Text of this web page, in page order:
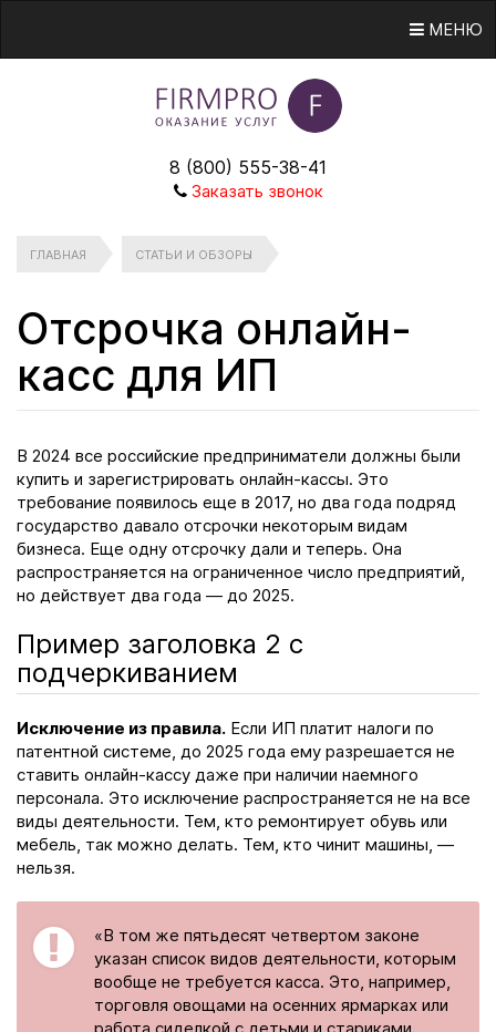
МЕНЮ
8 (800) 555-38-41
Заказать звонок
ГЛАВНАЯ СТАТЬИ И ОБЗОРЫ
Отсрочка онлайн-
касс для ИП
В 2024 все российские предприниматели должны были
купить и зарегистрировать онлайн-кассы. Это
требование появилось еще в 2017, но два года подряд
государство давало отсрочки некоторым видам
бизнеса. Еще одну отсрочку дали и теперь. Она
распространяется на ограниченное число предприятий,
но действует два года — до 2025.
Пример заголовка 2 с
подчеркиванием
Исключение из правила. Если ИП платит налоги по
патентной системе, до 2025 года ему разрешается не
ставить онлайн-кассу даже при наличии наемного
персонала. Это исключение распространяется не на все
виды деятельности. Тем, кто ремонтирует обувь или
мебель, так можно делать. Тем, кто чинит машины, —
нельзя.
«В том же пятьдесят четвертом законе
указан список видов деятельности, которым
вообще не требуется касса. Это, например,
торговля овощами на осенних ярмарках или